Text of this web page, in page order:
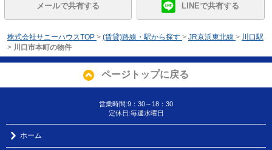
メールで共有する LINEで共有する
株式会社サニーハウスTOP > (賃貸)路線・駅から探す > JR京浜東北線 > 川口駅
> 川口市本町の物件
ページトップに戻る
営業時間:9：30～18：30
定休日:毎週水曜日
ホーム